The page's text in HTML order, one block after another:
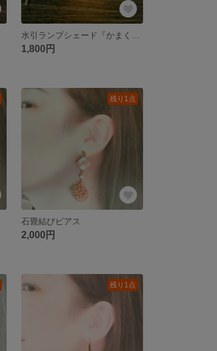
1,800円
残り1点
石畳結びピアス
2,000円
残り1点